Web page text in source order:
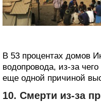
В 53 процентах домов
водопровода, из-за
еще одной причиной
10. Смерти из-за